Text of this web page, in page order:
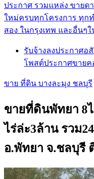
ประกาศ รวมแหล่ง ขาย
ใหม่ครบทุกโครงการ ทุก
สอง ในกรุงเทพ และอื่นๆ
รับจ้างลงประกาศอ
โพสต์ประกาศขาย
ขาย ที่ดิน บางละมุง ชลบุรี
ขายที่ดินพัทยา 8
ไร่ล่ะ3ล้าน รวม
อ.พัทยา จ.ชลบุรี